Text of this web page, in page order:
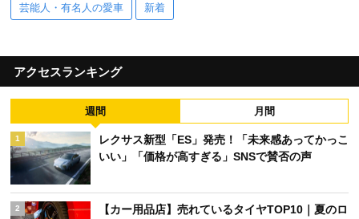
芸能人・有名人の愛車 新着
アクセスランキング
週間 月間
1
レクサス新型「ES」発売！「未来感あってかっこ
いい」「価格が高すぎる」SNSで賛否の声
2
【カー用品店】売れているタイヤTOP10｜夏のロ